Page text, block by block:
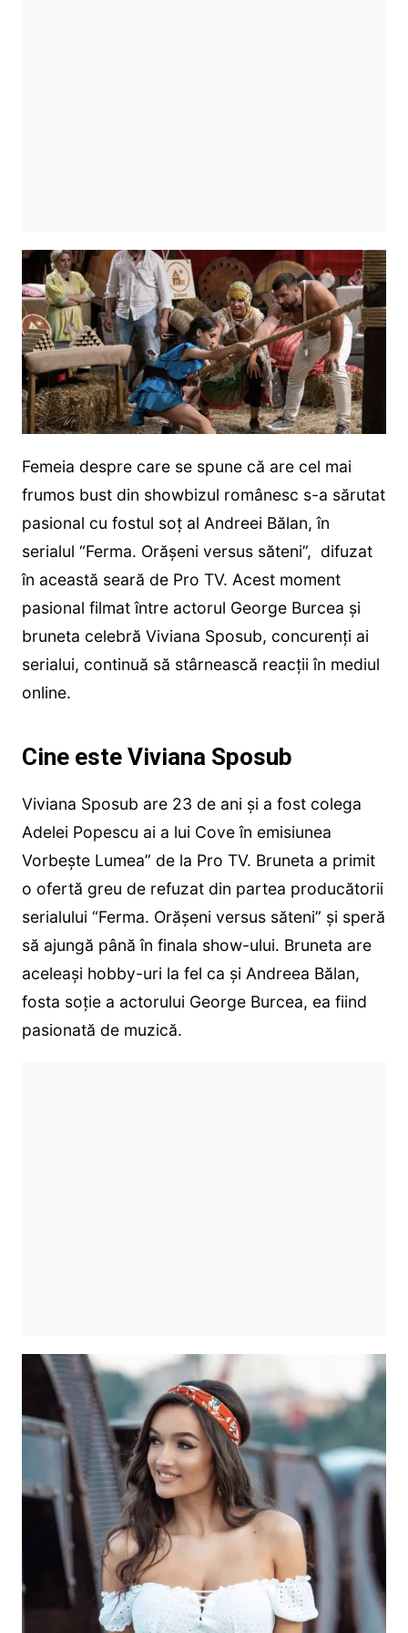
Femeia despre care se spune că are cel mai
frumos bust din showbizul românesc s-a sărutat
pasional cu fostul soț al Andreei Bălan, în
serialul “Ferma. Orășeni versus săteni”, difuzat
în această seară de Pro TV. Acest moment
pasional filmat între actorul George Burcea și
bruneta celebră Viviana Sposub, concurenți ai
serialui, continuă să stârnească reacții în mediul
online.
Cine este Viviana Sposub
Viviana Sposub are 23 de ani și a fost colega
Adelei Popescu ai a lui Cove în emisiunea
Vorbește Lumea” de la Pro TV. Bruneta a primit
o ofertă greu de refuzat din partea producătorii
serialului “Ferma. Orășeni versus săteni” și speră
să ajungă până în finala show-ului. Bruneta are
aceleași hobby-uri la fel ca și Andreea Bălan,
fosta soție a actorului George Burcea, ea fiind
pasionată de muzică.